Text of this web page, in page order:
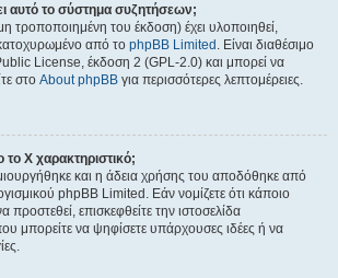
αυτό το σύστημα συζητήσεων;
τροποποιημένη του έκδοση) έχει υλοποιηθεί,
από το phpBB Limited . Είναι διαθέσιμο
License, έκδοση 2 (GPL-2.0) και μπορεί να
στο About phpBB για περισσότερες λεπτομέρειες.
το Χ χαρακτηριστικό;
και η άδεια χρήσης του αποδόθηκε από
phpBB Limited. Εάν νομίζετε ότι κάποιο
προστεθεί, επισκεφθείτε την ιστοσελίδα
μπορείτε να ψηφίσετε υπάρχουσες ιδέες ή να